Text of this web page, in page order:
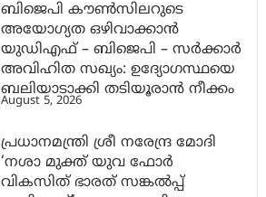
ബിജെപി കൗൺസിലറുടെ
അയോഗ്യത ഒഴിവാക്കാൻ
യുഡിഎഫ് – ബിജെപി – സർക്കാർ
അവിഹിത സഖ്യം: ഉദ്യോഗസ്ഥയെ
ബലിയാടാക്കി തടിയൂരാൻ നീക്കം
August 5, 2026
പ്രധാനമന്ത്രി ശ്രീ നരേന്ദ്ര മോദി
‘നശാ മുക്ത് യുവ ഫോർ
വികസിത് ഭാരത് സങ്കൽപ്പ്